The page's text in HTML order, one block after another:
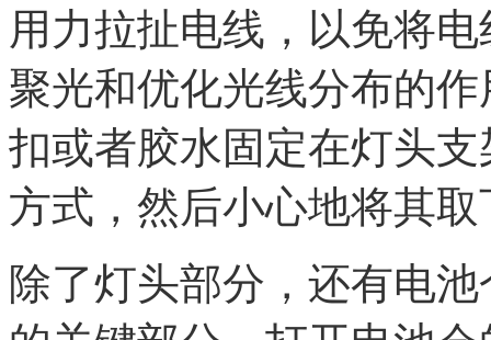
用力拉扯电线，以免将
聚光和优化光线分布的
扣或者胶水固定在灯头
方式，然后小心地将其取
除了灯头部分，还有电